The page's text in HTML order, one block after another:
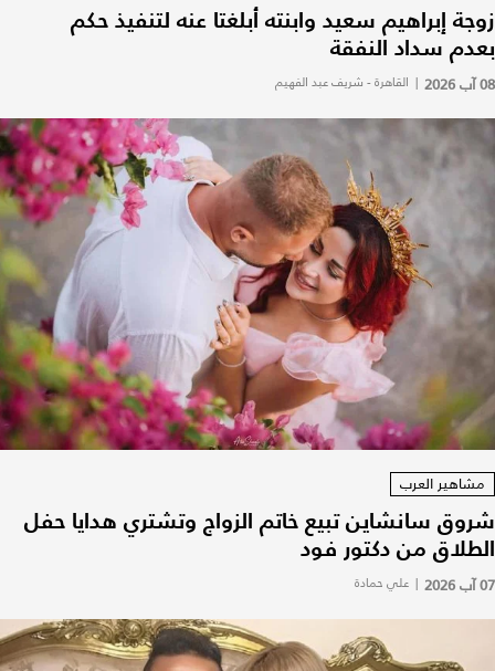
زوجة إبراهيم سعيد وابنته أبلغتا عنه لتنفيذ حكم
بعدم سداد النفقة
08 آب 2026 | القاهرة - شريف عبد الفهيم
مشاهير العرب
شروق سانشاين تبيع خاتم الزواج وتشتري هدايا حفل
الطلاق من دكتور فود
07 آب 2026 | علي حمادة